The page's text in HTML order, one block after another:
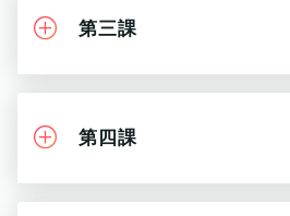
第三課
第四課